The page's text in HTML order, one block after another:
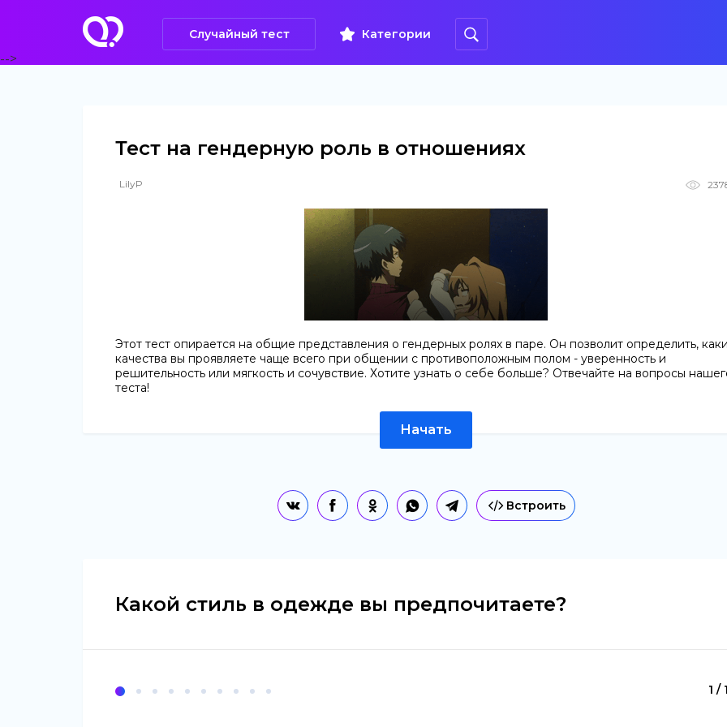
Случайный тест Категории
-->
Тест на гендерную роль в отношениях
LilyP
Этот тест опирается на общие представления о гендерных ролях в паре. Он позволит определить,
качества вы проявляете чаще всего при общении с противоположным полом - уверенность и
решительность или мягкость и сочувствие. Хотите узнать о себе больше? Отвечайте на вопросы
теста!
Начать
Встроить
Какой стиль в одежде вы предпочитаете?
1 /